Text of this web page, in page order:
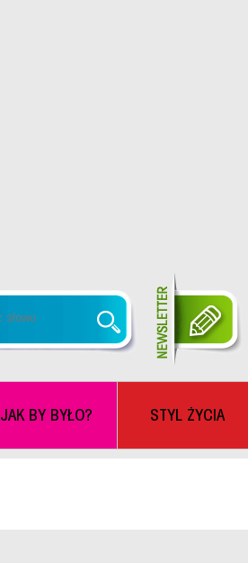
JAK BY BYŁO? STYL ŻYCIA